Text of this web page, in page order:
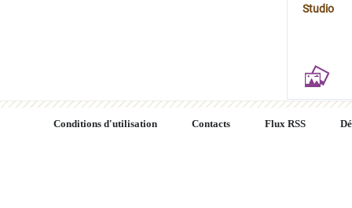
Studio
Conditions d'utilisation Contacts Flux RSS